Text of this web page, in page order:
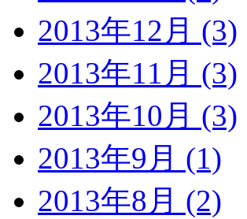
2013年12月 (3)
2013年11月 (3)
2013年10月 (3)
2013年9月 (1)
2013年8月 (2)